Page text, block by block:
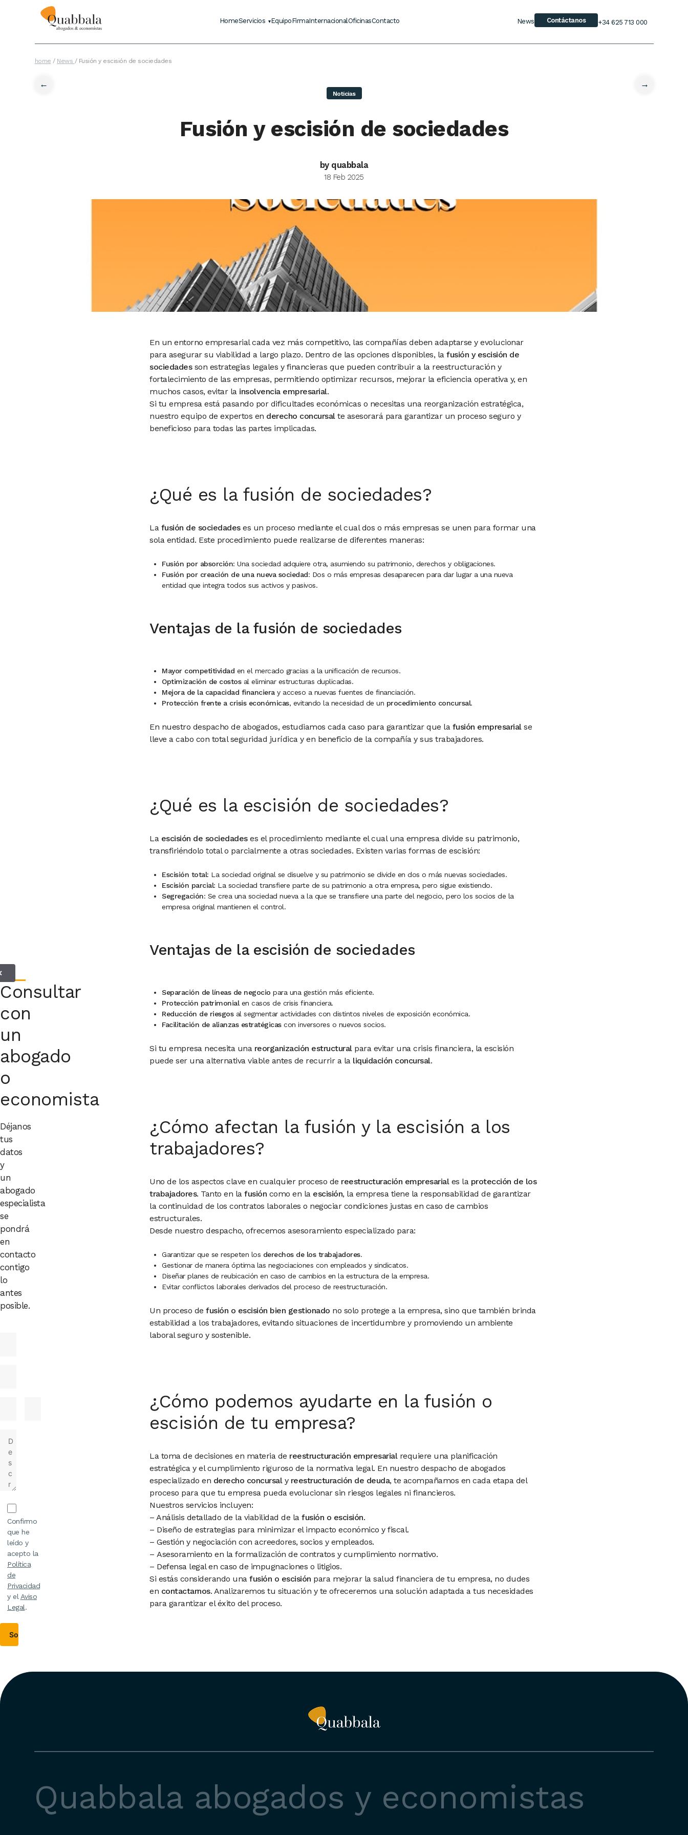
HomeServicios EquipoFirmaInternacionalOficinasContacto News Contáctanos +34 625 713 000
home / News / Fusión y escisión de sociedades
←
Noticias
→
Fusión y escisión de sociedades
by quabbala
18 Feb 2025
En un entorno empresarial cada vez más competitivo, las compañías deben adaptarse y evolucionar
para asegurar su viabilidad a largo plazo. Dentro de las opciones disponibles, la fusión y escisión de
sociedadesson estrategias legales y financieras que pueden contribuir a la reestructuración y
fortalecimiento de las empresas, permitiendo optimizar recursos, mejorar la eficiencia operativa y, en
muchos casos, evitar la insolvencia empresarial.
Si tu empresa está pasando por dificultades económicas o necesitas una reorganización estratégica,
nuestro equipo de expertos en derecho concursalte asesorará para garantizar un proceso seguro y
beneficioso para todas las partes implicadas.
¿Qué es la fusión de sociedades?
La fusión de sociedadeses un proceso mediante el cual dos o más empresas se unen para formar una
sola entidad. Este procedimiento puede realizarse de diferentes maneras:
Fusión por absorción: Una sociedad adquiere otra, asumiendo su patrimonio, derechos y obligaciones.
Fusión por creación de una nueva sociedad: Dos o más empresas desaparecen para dar lugar a una nueva
entidad que integra todos sus activos y pasivos.
Ventajas de la fusión de sociedades
Mayor competitividad en el mercado gracias a la unificación de recursos.
Optimización de costosal eliminar estructuras duplicadas.
Mejora de la capacidad financieray acceso a nuevas fuentes de financiación.
Protección frente a crisis económicas, evitando la necesidad de un procedimiento concursal.
En nuestro despacho de abogados, estudiamos cada caso para garantizar que la fusión empresarialse
lleve a cabo con total seguridad jurídica y en beneficio de la compañía y sus trabajadores.
¿Qué es la escisión de sociedades?
La escisión de sociedadeses el procedimiento mediante el cual una empresa divide su patrimonio,
transfiriéndolo total o parcialmente a otras sociedades. Existen varias formas de escisión:
Escisión total: La sociedad original se disuelve y su patrimonio se divide en dos o más nuevas sociedades.
Escisión parcial: La sociedad transfiere parte de su patrimonio a otra empresa, pero sigue existiendo.
Segregación: Se crea una sociedad nueva a la que se transfiere una parte del negocio, pero los socios de la
empresa original mantienen el control.
Ventajas de la escisión de sociedades
Separación de líneas de negocio para una gestión más eficiente.
Protección patrimonialen casos de crisis financiera.
Reducción de riesgosal segmentar actividades con distintos niveles de exposición económica.
Facilitación de alianzas estratégicascon inversores o nuevos socios.
Si tu empresa necesita una reorganización estructuralpara evitar una crisis financiera, la escisión
puede ser una alternativa viable antes de recurrir a la liquidación concursal.
¿Cómo afectan la fusión y la escisión a los
trabajadores?
Uno de los aspectos clave en cualquier proceso de reestructuración empresariales la protección de los
trabajadores. Tanto en la fusión como en la escisión, la empresa tiene la responsabilidad de garantizar
la continuidad de los contratos laborales o negociar condiciones justas en caso de cambios
estructurales.
Desde nuestro despacho, ofrecemos asesoramiento especializado para:
Garantizar que se respeten los derechos de los trabajadores.
Gestionar de manera óptima las negociaciones con empleados y sindicatos.
Diseñar planes de reubicación en caso de cambios en la estructura de la empresa.
Evitar conflictos laborales derivados del proceso de reestructuración.
Un proceso de fusión o escisión bien gestionado no solo protege a la empresa, sino que también brinda
estabilidad a los trabajadores, evitando situaciones de incertidumbre y promoviendo un ambiente
laboral seguro y sostenible.
¿Cómo podemos ayudarte en la fusión o
escisión de tu empresa?
La toma de decisiones en materia de reestructuración empresarialrequiere una planificación
estratégica y el cumplimiento riguroso de la normativa legal. En nuestro despacho de abogados
especializado en derecho concursaly reestructuración de deuda, te acompañamos en cada etapa del
proceso para que tu empresa pueda evolucionar sin riesgos legales ni financieros.
Nuestros servicios incluyen:
– Análisis detallado de la viabilidad de la fusión o escisión.
– Diseño de estrategias para minimizar el impacto económico y fiscal.
– Gestión y negociación con acreedores, socios y empleados.
– Asesoramiento en la formalización de contratos y cumplimiento normativo.
– Defensa legal en caso de impugnaciones o litigios.
Si estás considerando una fusión o escisión para mejorar la salud financiera de tu empresa, no dudes
en contactarnos. Analizaremos tu situación y te ofreceremos una solución adaptada a tus necesidades
para garantizar el éxito del proceso.
Consultar
con
un
abogado
o
economista
Déjanos
tus
datos
y
un
abogado
especialista
se
pondrá
en
contacto
contigo
lo
antes
posible.
Confirmo
que he
leído y
acepto la
Política
de
Privacidad
y elAviso
Legal.
Quabbala abogados y economistas